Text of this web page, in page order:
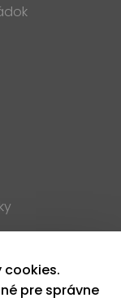
cookies.
pre správne